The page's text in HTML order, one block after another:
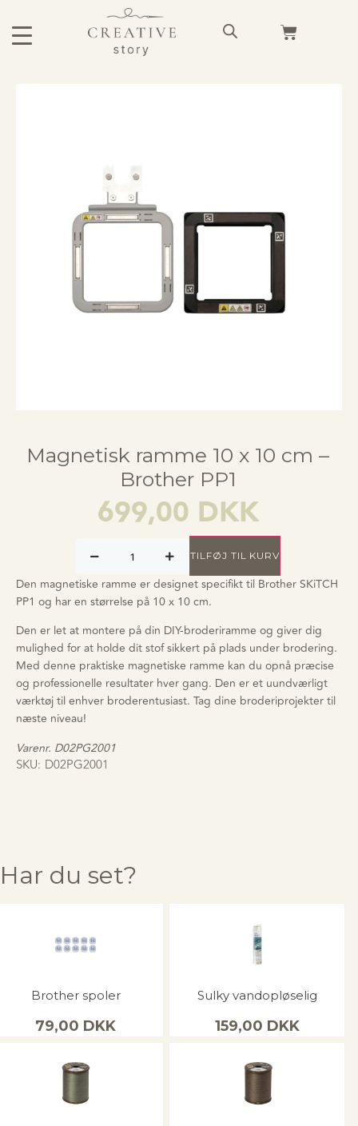
Magnetisk ramme 10 x 10 cm –
Brother PP1
699,00 DKK
TILFØJ TIL KURV
Den magnetiske ramme er designet specifikt til Brother SKiTCH
PP1 og har en størrelse på 10 x 10 cm.
Den er let at montere på din DIY-broderiramme og giver dig
mulighed for at holde dit stof sikkert på plads under brodering.
Med denne praktiske magnetiske ramme kan du opnå præcise
og professionelle resultater hver gang. Den er et uundværligt
værktøj til enhver broderentusiast. Tag dine broderiprojekter til
næste niveau!
Varenr. D02PG2001
SKU: D02PG2001
Har du set?
Brother spoler
79,00 DKK
Sulky vandopløselig
159,00 DKK